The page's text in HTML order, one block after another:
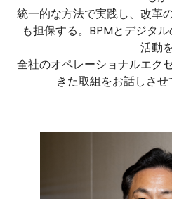
統一的な方法で実践し、改革
も担保する。BPMとデジタ
活動
全社のオペレーショナルエク
きた取組をお話しさせ